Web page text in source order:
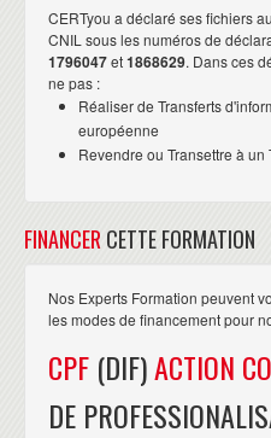
CERTyou a déclaré ses fichiers
CNIL sous les numéros de
1796047et1868629. Dans ces
ne pas :
Réaliser de Transferts
européenne
Revendre ou Transettre à
FINANCER CETTE FORMATION
Nos Experts Formation peuvent
les modes de financement pour
CPF (DIF)ACTION
DE